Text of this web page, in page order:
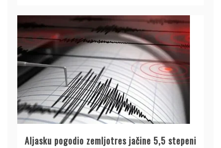
Aljasku pogodio zemljotres jačine 5,5 stepeni